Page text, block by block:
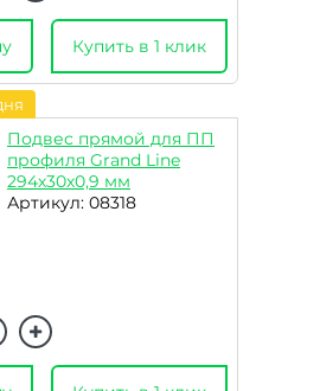
Купить в 1 клик
Подвес прямой для ПП
профиля Grand Line
294х30х0,9 мм
Артикул: 08318